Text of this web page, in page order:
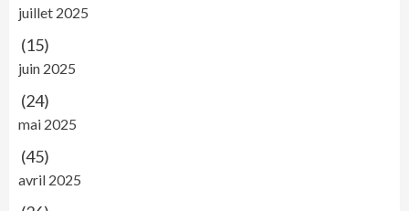
juillet 2025
(15)
juin 2025
(24)
mai 2025
(45)
avril 2025